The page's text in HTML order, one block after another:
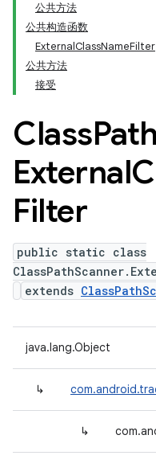
公共方法
公共构造函数
ExternalClassNameFilter
公共方法
接受
ClassPath
External
Filter
public static class
extends
java.lang.Object
↳
↳